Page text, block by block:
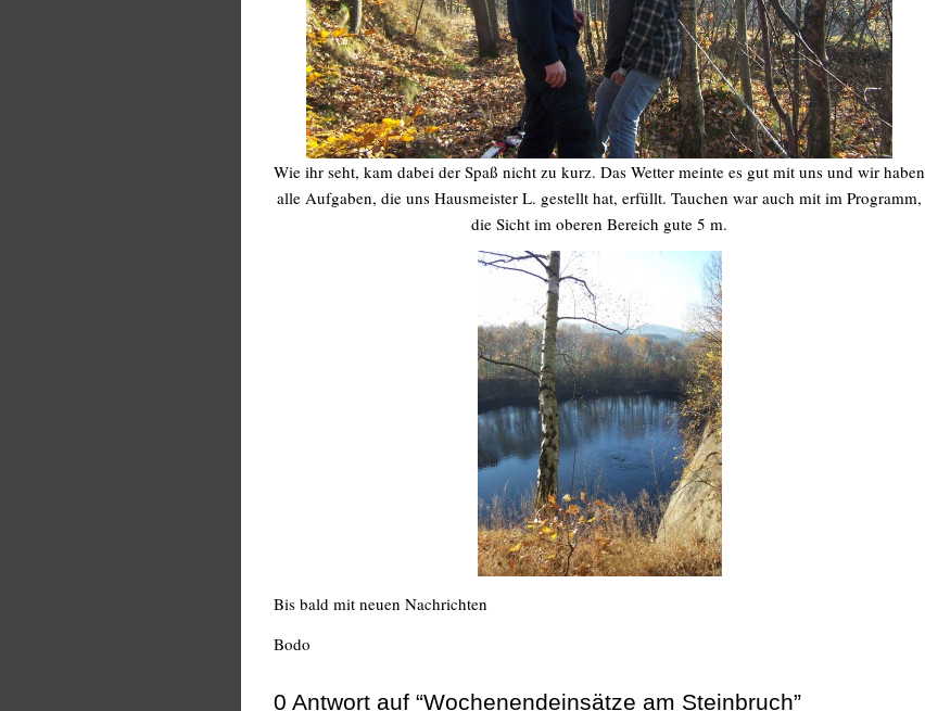
Wie ihr seht, kam dabei der Spaß nicht zu kurz. Das Wetter meinte es gut mit uns und wir haben
alle Aufgaben, die uns Hausmeister L. gestellt hat, erfüllt. Tauchen war auch mit im Programm,
die Sicht im oberen Bereich gute 5 m.
Bis bald mit neuen Nachrichten
Bodo
0 Antwort auf “Wochenendeinsätze am Steinbruch”